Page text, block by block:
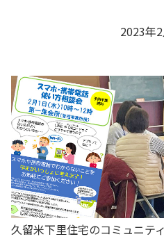
2023年
久留米下里住宅のコミュニテ